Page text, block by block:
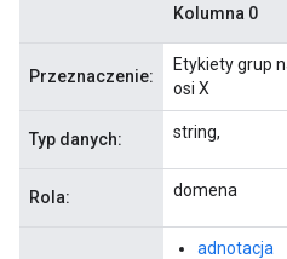
Kolumna 0
Przeznaczenie:
Etykiety grup
osi X
Typ danych: string,
Rola: domena
adnotacja